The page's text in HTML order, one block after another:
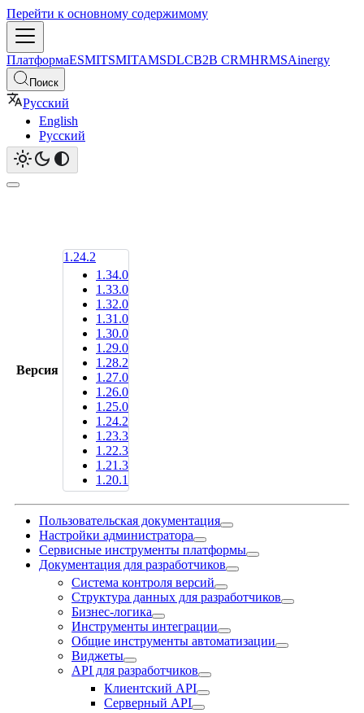
Перейти к основному содержимому
ПлатформаESMITSMITAMSDLCB2B CRMHRMSAinergy
Поиск
Русский
English
Русский
Версия
1.24.2
1.34.0
1.33.0
1.32.0
1.31.0
1.30.0
1.29.0
1.28.2
1.27.0
1.26.0
1.25.0
1.24.2
1.23.3
1.22.3
1.21.3
1.20.1
Пользовательская документация
Настройки администратора
Сервисные инструменты платформы
Документация для разработчиков
Система контроля версий
Структура данных для разработчиков
Бизнес-логика
Инструменты интеграции
Общие инструменты автоматизации
Виджеты
API для разработчиков
Клиентский API
Серверный API